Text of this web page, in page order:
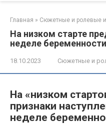
Главная » Сюжетные и ролевые
На низком старте
неделе беременности
18.10.2023 Сюжетные и
На «низком
признаки
неделе